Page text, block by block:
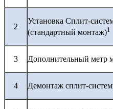
2
Установка Сплит-
(стандартный монтаж)1
3 Дополнительный метр
4 Демонтаж сплит-